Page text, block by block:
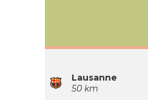
Lausanne
50 km